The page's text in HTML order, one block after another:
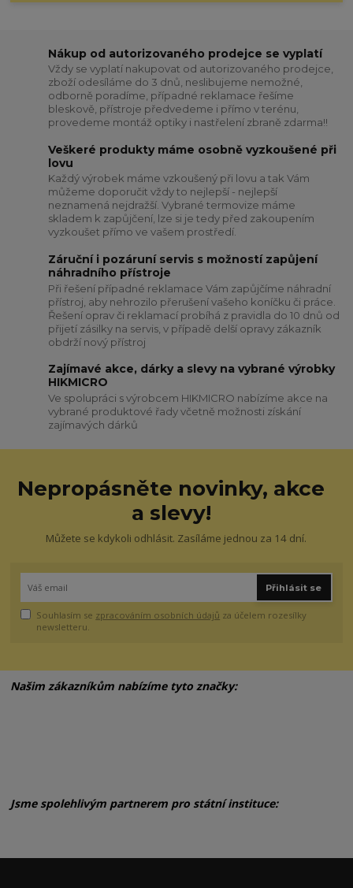
Nákup od autorizovaného prodejce se vyplatí
Vždy se vyplatí nakupovat od autorizovaného prodejce,
zboží odesíláme do 3 dnů, neslibujeme nemožné,
odborně poradíme, případné reklamace řešíme
bleskově, přístroje předvedeme i přímo v terénu,
provedeme montáž optiky i nastřelení zbraně zdarma!!
Veškeré produkty máme osobně vyzkoušené při
lovu
Každý výrobek máme vzkoušený při lovu a tak Vám
můžeme doporučit vždy to nejlepší - nejlepší
neznamená nejdražší. Vybrané termovize máme
skladem k zapůjčení, lze si je tedy před zakoupením
vyzkoušet přímo ve vašem prostředí.
Záruční i pozáruní servis s možností zapůjení
náhradního přístroje
Při řešení případné reklamace Vám zapůjčíme náhradní
přístroj, aby nehrozilo přerušení vašeho koníčku či práce.
Řešení oprav či reklamací probíhá z pravidla do 10 dnů od
přijetí zásilky na servis, v případě delší opravy zákazník
obdrží nový přístroj
Zajímavé akce, dárky a slevy na vybrané výrobky
HIKMICRO
Ve spolupráci s výrobcem HIKMICRO nabízíme akce na
vybrané produktové řady včetně možnosti získání
zajímavých dárků
Nepropásněte novinky, akce
a slevy!
Můžete se kdykoli odhlásit. Zasíláme jednou za 14 dní.
Přihlásit se
Souhlasím se zpracováním osobních údajů za účelem rozesílky
newsletteru.
Našim zákazníkům nabízíme tyto značky:
Jsme spolehlivým partnerem pro státní instituce: